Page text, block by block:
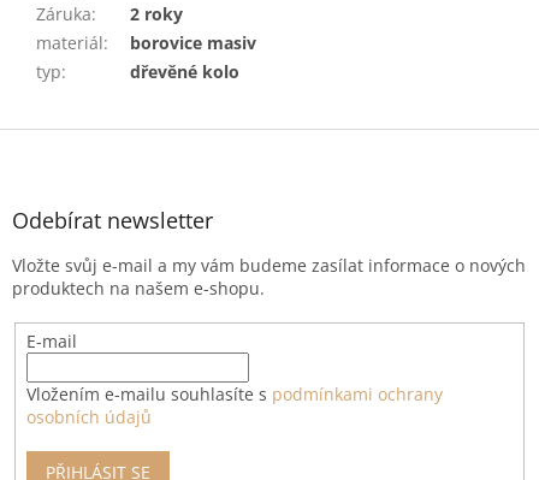
Záruka:
2 roky
materiál:
borovice masiv
typ: dřevěné kolo
Z
Odebírat newsletter
Vložte svůj e-mail a my vám budeme zasílat informace o nových
produktech na našem e-shopu.
E-mail
Vložením e-mailu souhlasíte s podmínkami ochrany
osobních údajů
PŘIHLÁSIT SE